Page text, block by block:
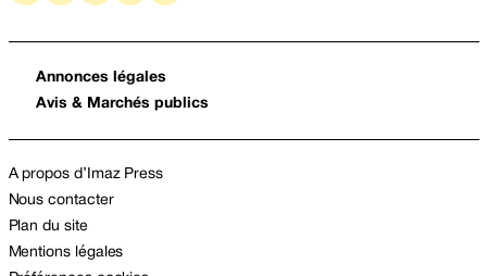
Annonces légales
Avis & Marchés publics
A propos d’Imaz Press
Nous contacter
Plan du site
Mentions légales